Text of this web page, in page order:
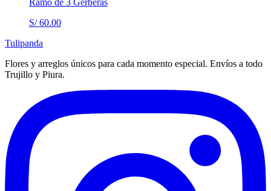
S/ 60.00
Tulipanda
Flores y arreglos únicos para cada momento especial. Envíos a todo
Trujillo y Piura.